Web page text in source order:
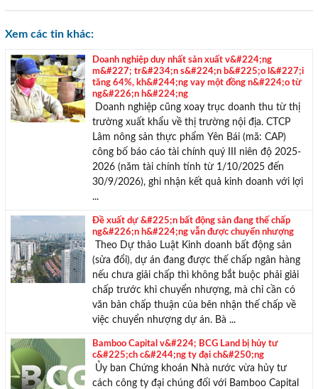
Với hơn 1000 căn nhà và 50 sales thân thiện, nhiệt tình,
chúng tôi sẽ giúp bạn tìm được BĐS ưng ý!
Xem các tin khác:
Doanh nghiệp duy nhất sản xuất v&#224;ng
m&#227; tr&#234;n s&#224;n b&#225;o l&#227;i
tăng 64%, kh&#244;ng vay một đồng n&#224;o từ
ng&#226;n h&#224;ng
Doanh nghiệp cũng xoay trục doanh thu từ thị
trường xuất khẩu về thị trường nội địa. CTCP
Lâm nông sản thực phẩm Yên Bái (mã: CAP)
công bố báo cáo tài chính quý III niên độ 2025-
2026 (năm tài chính tính từ 1/10/2025 đến
30/9/2026), ghi nhận kết quả kinh doanh với lợi
...
Đề xuất dự &#225;n bất động sản đang thế chấp
ng&#226;n h&#224;ng vẫn được chuyển nhượng
Theo Dự thảo Luật Kinh doanh bất động sản
(sửa đổi), dự án đang được thế chấp ngân hàng
nếu chưa giải chấp thì không bắt buộc phải giải
chấp trước khi chuyển nhượng, mà chỉ cần có
văn bản chấp thuận của bên nhận thế chấp về
việc chuyển nhượng dự án. Bà ...
Bamboo Capital v&#224; BCG Land bị hủy tư
c&#225;ch c&#244;ng ty đại ch&#250;ng
Ủy ban Chứng khoán Nhà nước vừa hủy tư
cách công ty đại chúng đối với Bamboo Capital